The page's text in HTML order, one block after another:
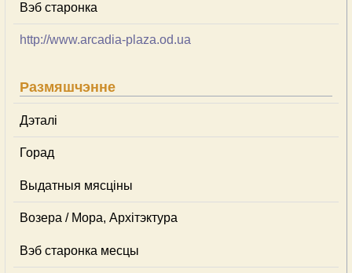
Вэб старонка
http://www.arcadia-plaza.od.ua
Размяшчэнне
Дэталі
Горад
Выдатныя мясціны
Возера / Мора, Архітэктура
Вэб старонка месцы